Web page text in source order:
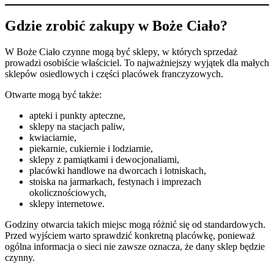
Gdzie zrobić zakupy w Boże Ciało?
W Boże Ciało czynne mogą być sklepy, w których sprzedaż
prowadzi osobiście właściciel. To najważniejszy wyjątek dla małych
sklepów osiedlowych i części placówek franczyzowych.
Otwarte mogą być także:
apteki i punkty apteczne,
sklepy na stacjach paliw,
kwiaciarnie,
piekarnie, cukiernie i lodziarnie,
sklepy z pamiątkami i dewocjonaliami,
placówki handlowe na dworcach i lotniskach,
stoiska na jarmarkach, festynach i imprezach
okolicznościowych,
sklepy internetowe.
Godziny otwarcia takich miejsc mogą różnić się od standardowych.
Przed wyjściem warto sprawdzić konkretną placówkę, ponieważ
ogólna informacja o sieci nie zawsze oznacza, że dany sklep będzie
czynny.